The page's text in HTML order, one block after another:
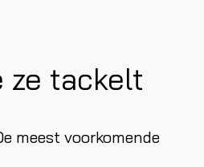
ze tackelt
meest voorkomende